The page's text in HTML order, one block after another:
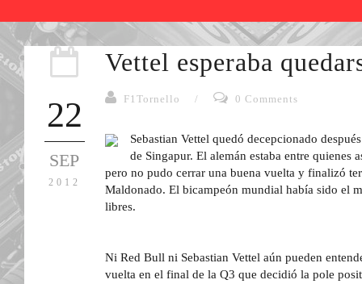
22
SEP
2012
Vettel esperaba
F1Tornello / 0 Comments
Sebastian Vettel quedó decepcionado
de Singapur. El alemán estaba entre quienes
pero no pudo cerrar una buena vuelta y finalizó
Maldonado. El bicampeón mundial había sido el
libres.
Ni Red Bull ni Sebastian Vettel aún pueden
vuelta en el final de la Q3 que decidió la pole